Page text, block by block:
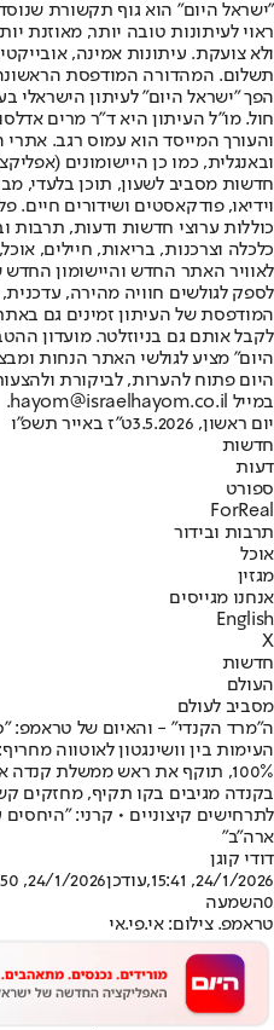
"ישראל היום" הוא גוף תקשורת
ראוי לעיתונות טובה יותר, מאוזנת
ולא צועקת. עיתונות אמינה,
הפך "ישראל היום" לעיתון הישראלי
חול. מו"ל העיתון היא ד"ר מרים
והעורך המייסד הוא עמוס רגב.
חדשות מסביב לשעון, תוכן בלעדי,
וידיאו, פודקאסטים ושידורים חיים.
כוללות ערוצי חדשות ודעות, תרבות
לאוויר האתר החדש והיישומון
לספק לגולשים חוויה מהירה,
המודפסת של העיתון זמינים גם
לקבל אותם גם בניוזלטר. מועדון
היום" מציע לגולשי האתר הנחות
היום פתוח להערות, לביקורת
במייל hayom@israelhayom.co.il.
יום ראשון, 3.5.2026
ט"ז באייר תשפ"ו
חדשות
דעות
ספורט
ForReal
תרבות ובידור
אוכל
מגזין
אנחנו מגייסים
English
X
חדשות
העולם
מסביב לעולם
ה"מרד הקנדי" - והאיום של טראמפ:
העימות בין וושינגטון לאוטווה
100%, תוקף את ראש ממשלת קנדה
בקנדה מגיבים בקו תקיף, מחזקים
לתרחישים קיצוניים • קרני:
ארה"ב"
דודי קוגן
24/1/2026, 15:41
,עודכן24/1/2026, 15:50
0השמעה
טראמפ. צילום: אי.פי.אי